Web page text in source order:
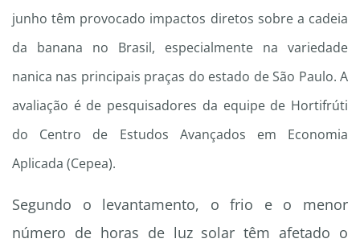
junho têm provocado impactos diretos sobre a cadeia
da banana no Brasil, especialmente na variedade
nanica nas principais praças do estado de São Paulo. A
avaliação é de pesquisadores da equipe de Hortifrúti
do Centro de Estudos Avançados em Economia
Aplicada (Cepea).
Segundo o levantamento, o frio e o menor
número de horas de luz solar têm afetado o